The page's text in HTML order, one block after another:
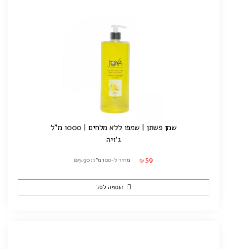
שמן פשתן | שמפו ללא מלחים | 1000 מ"ל
ג'ויה
₪ 59 מחיר ל-100 מ"ל: ₪5.90
הוספה לסל